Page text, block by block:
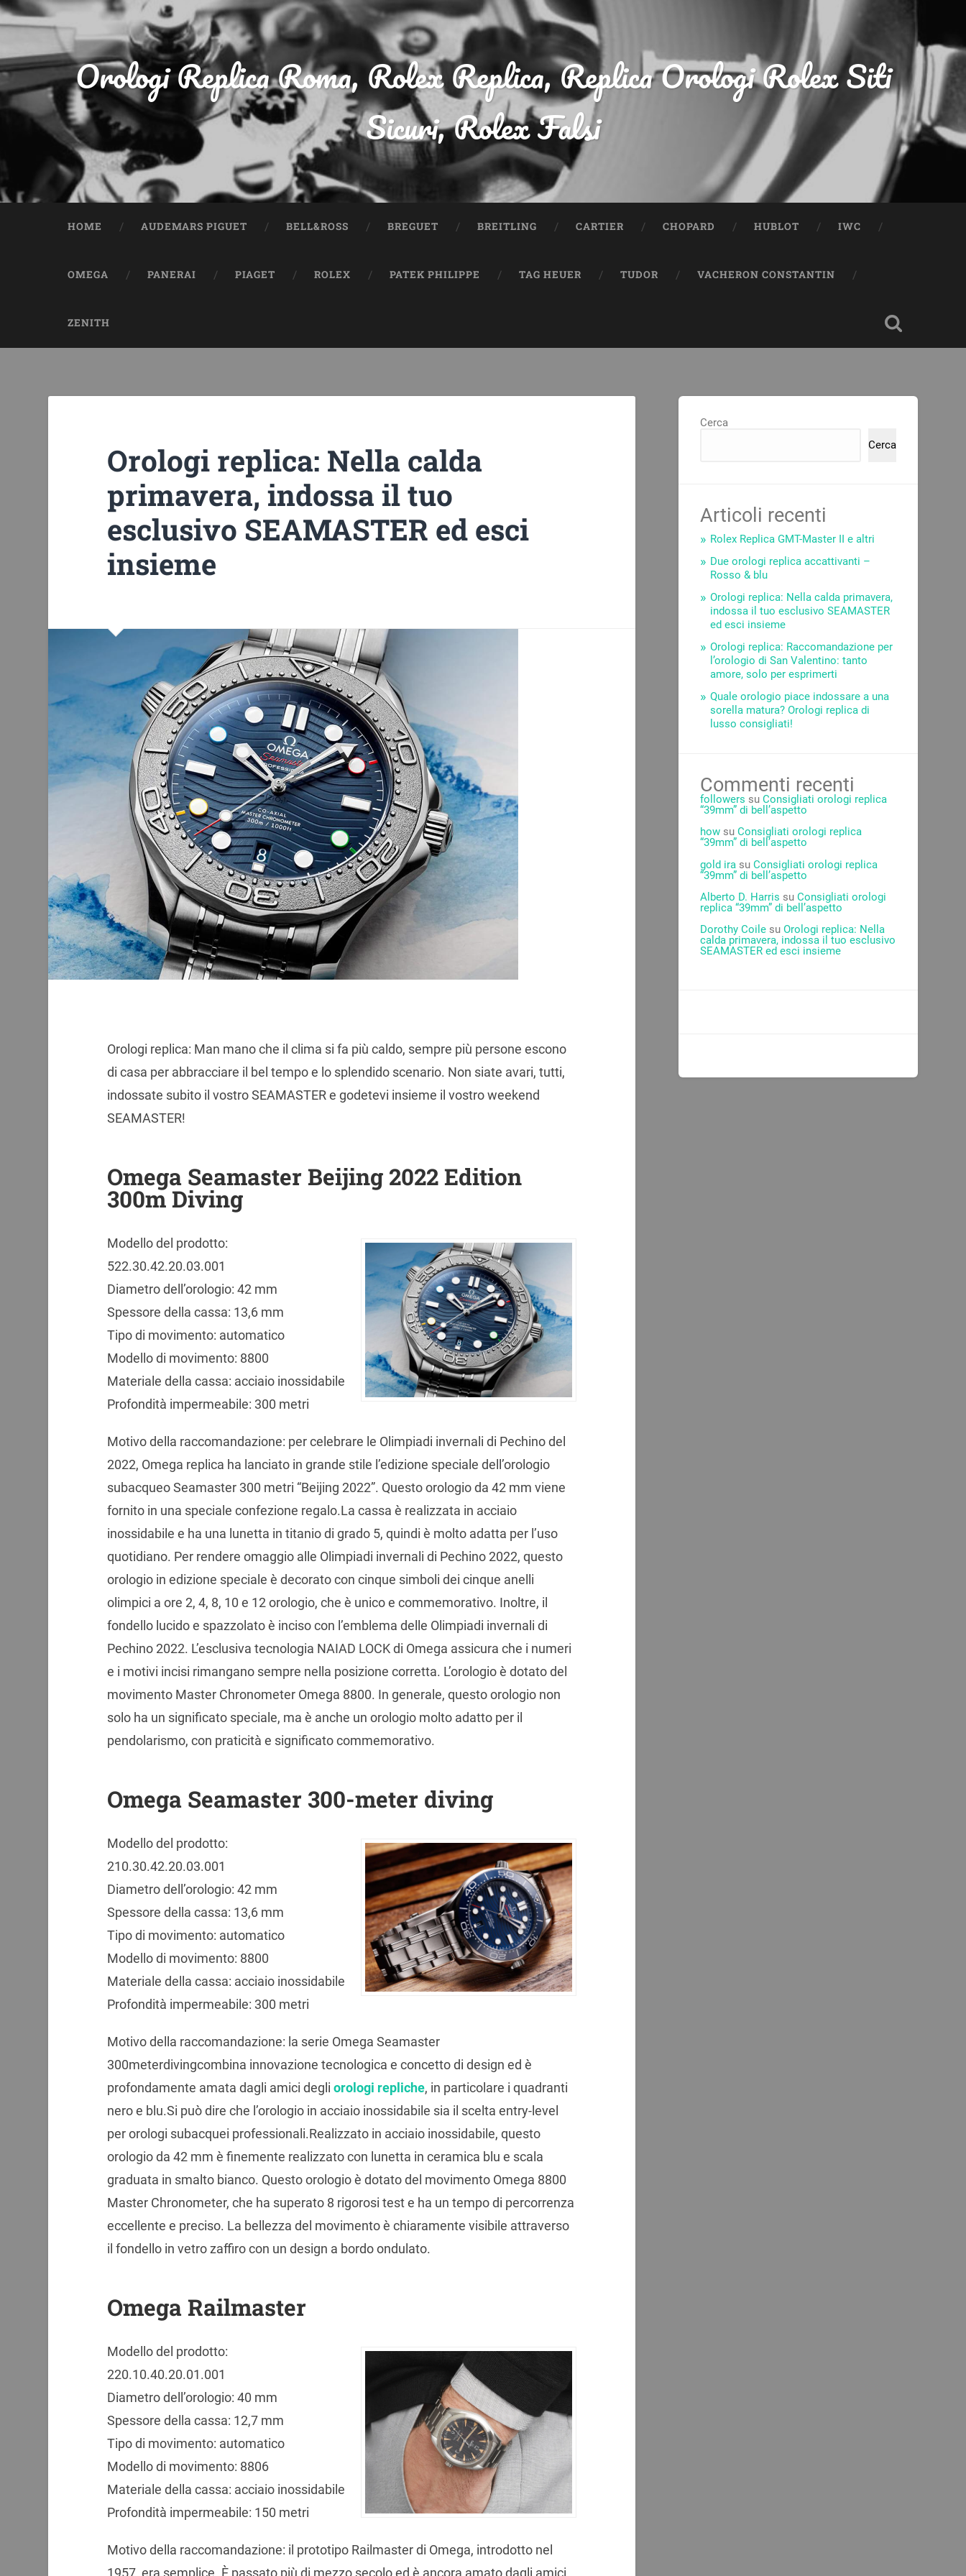
Orologi Replica Roma, Rolex Replica, Replica Orologi Rolex Siti
Sicuri, Rolex Falsi
HOME AUDEMARS PIGUET BELL&ROSS BREGUET BREITLING CARTIER CHOPARD HUBLOT IWC
OMEGA PANERAI PIAGET ROLEX PATEK PHILIPPE TAG HEUER TUDOR VACHERON CONSTANTIN
ZENITH
Orologi replica: Nella calda
primavera, indossa il tuo
esclusivo SEAMASTER ed esci
insieme
Orologi replica: Man mano che il clima si fa più caldo, sempre più persone escono
di casa per abbracciare il bel tempo e lo splendido scenario. Non siate avari, tutti,
indossate subito il vostro SEAMASTER e godetevi insieme il vostro weekend
SEAMASTER!
Omega Seamaster Beijing 2022 Edition
300m Diving
Modello del prodotto:
522.30.42.20.03.001
Diametro dell’orologio: 42 mm
Spessore della cassa: 13,6 mm
Tipo di movimento: automatico
Modello di movimento: 8800
Materiale della cassa: acciaio inossidabile
Profondità impermeabile: 300 metri
Motivo della raccomandazione: per celebrare le Olimpiadi invernali di Pechino del
2022, Omega replica ha lanciato in grande stile l’edizione speciale dell’orologio
subacqueo Seamaster 300 metri “Beijing 2022”. Questo orologio da 42 mm viene
fornito in una speciale confezione regalo.La cassa è realizzata in acciaio
inossidabile e ha una lunetta in titanio di grado 5, quindi è molto adatta per l’uso
quotidiano. Per rendere omaggio alle Olimpiadi invernali di Pechino 2022, questo
orologio in edizione speciale è decorato con cinque simboli dei cinque anelli
olimpici a ore 2, 4, 8, 10 e 12 orologio, che è unico e commemorativo. Inoltre, il
fondello lucido e spazzolato è inciso con l’emblema delle Olimpiadi invernali di
Pechino 2022. L’esclusiva tecnologia NAIAD LOCK di Omega assicura che i numeri
e i motivi incisi rimangano sempre nella posizione corretta. L’orologio è dotato del
movimento Master Chronometer Omega 8800. In generale, questo orologio non
solo ha un significato speciale, ma è anche un orologio molto adatto per il
pendolarismo, con praticità e significato commemorativo.
Omega Seamaster 300-meter diving
Modello del prodotto:
210.30.42.20.03.001
Diametro dell’orologio: 42 mm
Spessore della cassa: 13,6 mm
Tipo di movimento: automatico
Modello di movimento: 8800
Materiale della cassa: acciaio inossidabile
Profondità impermeabile: 300 metri
Motivo della raccomandazione: la serie Omega Seamaster
3⁠0⁠0⁠meter⁠diving⁠⁠⁠combina innovazione tecnologica e concetto di design ed è
profondamente amata dagli amici degli orologi repliche, in particolare i quadranti
nero e blu.Si può dire che l’orologio in acciaio inossidabile sia il scelta entry-level
per orologi subacquei professionali.Realizzato in acciaio inossidabile, questo
orologio da 42 mm è finemente realizzato con lunetta in ceramica blu e scala
graduata in smalto bianco. Questo orologio è dotato del movimento Omega 8800
Master Chronometer⁠, che ha superato 8 rigorosi test e ha un tempo di percorrenza
eccellente e preciso. La bellezza del movimento è chiaramente visibile attraverso
il fondello in vetro zaffiro con un design a bordo ondulato.
Omega Railmaster
Modello del prodotto:
220.10.40.20.01.001
Diametro dell’orologio: 40 mm
Spessore della cassa: 12,7 mm
Tipo di movimento: automatico
Modello di movimento: 8806
Materiale della cassa: acciaio inossidabile
Profondità impermeabile: 150 metri
Motivo della raccomandazione: il prototipo Railmaster di Omega, introdotto nel
1957, era semplice. È passato più di mezzo secolo ed è ancora amato dagli amici
Cerca
Cerca
Articoli recenti
Rolex Replica GMT-Master II e altri
Due orologi replica accattivanti –
Rosso & blu
Orologi replica: Nella calda primavera,
indossa il tuo esclusivo SEAMASTER
ed esci insieme
Orologi replica: Raccomandazione per
l’orologio di San Valentino: tanto
amore, solo per esprimerti
Quale orologio piace indossare a una
sorella matura? Orologi replica di
lusso consigliati!
Commenti recenti
followers suConsigliati orologi replica
“39mm” di bell’aspetto
how suConsigliati orologi replica
“39mm” di bell’aspetto
gold ira suConsigliati orologi replica
“39mm” di bell’aspetto
Alberto D. Harris suConsigliati orologi
replica “39mm” di bell’aspetto
Dorothy Coile suOrologi replica: Nella
calda primavera, indossa il tuo esclusivo
SEAMASTER ed esci insieme